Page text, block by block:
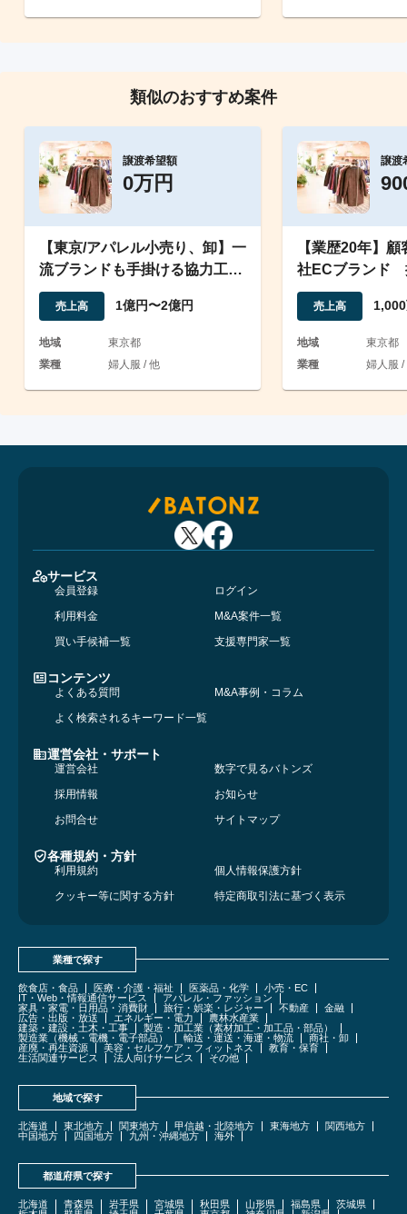
類似のおすすめ案件
譲渡希望額
0万円
【東京/アパレル小売り、卸】一
流ブランドも手掛ける協力工場
のブランド取扱い
売上高 1億円〜2億円
地域
東京都
業種
婦人服 / 他
譲渡
【業歴20年】
社ECブランド
貨店展開実績あ
売上高
地域
東京都
業種
婦人服 /
サービス
会員登録
ログイン
利用料金
M&A案件一覧
買い手候補一覧
支援専門家一覧
コンテンツ
よくある質問
M&A事例・コラム
よく検索されるキーワード一覧
運営会社・サポート
運営会社
数字で見るバトンズ
採用情報
お知らせ
お問合せ
サイトマップ
各種規約・方針
利用規約
個人情報保護方針
クッキー等に関する方針
特定商取引法に基づく表示
業種で探す
飲食店・食品 医療・介護・福祉 医薬品・化学
小売・EC
IT・Web・情報通信サービス
アパレル・ファッション
家具・家電・日用品・消費財
旅行・娯楽・レジャー 不動産
金融
広告・出版・放送
エネルギー・電力
農林水産業
建築・建設・土木・工事
製造・加工業（素材加工・加工品・部品）
製造業（機械・電機・電子部品）
輸送・運送・海運・物流
商社・卸
産廃・再生資源
美容・セルフケア・フィットネス
教育・保育
生活関連サービス
法人向けサービス その他
地域で探す
北海道 東北地方 関東地方 甲信越・北陸地方 東海地方
関西地方
中国地方
四国地方 九州・沖縄地方 海外
都道府県で探す
北海道 青森県 岩手県 宮城県 秋田県 山形県 福島県
茨城県